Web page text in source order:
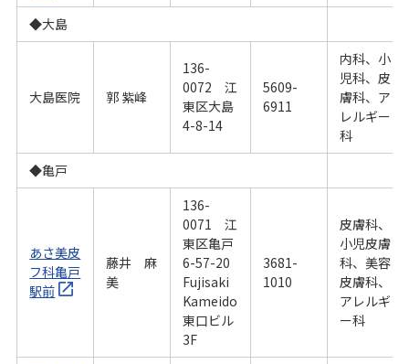
◆大島
大島医院 郭 紫峰
136-
0072 江
東区大島
4-8-14
5609-
6911
内科、小
児科、皮
膚科、ア
レルギー
科
◆亀戸
あさ美皮
フ科亀戸
駅前
藤井 麻
美
136-
0071 江
東区亀戸
6-57-20
Fujisaki
Kameido
東口ビル
3F
3681-
1010
皮膚科、
小児皮膚
科、美容
皮膚科、
アレルギ
ー科